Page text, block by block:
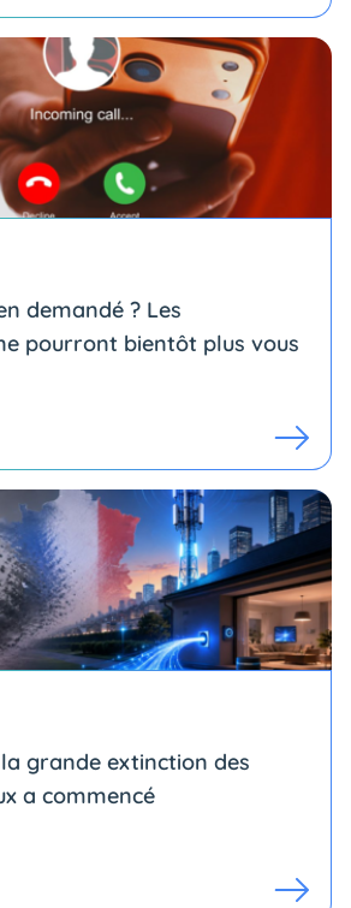
demandé ? Les
pourront bientôt plus vous
la grande extinction des
a commencé